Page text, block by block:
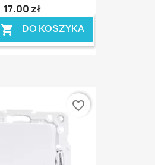
17,00 zł
 DO KOSZYKA
favorite_border